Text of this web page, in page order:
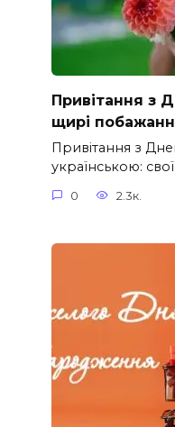
Привітання з
щирі
Привітання з
українською:
0 2.3к.